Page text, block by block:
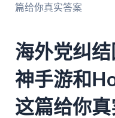
篇给你真实答案
海外党纠
神手游和
这篇给你